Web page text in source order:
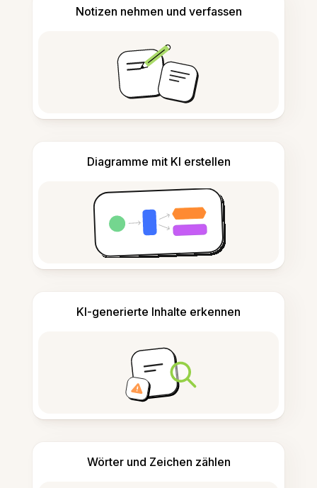
Notizen nehmen und verfassen
Diagramme mit KI erstellen
KI-generierte Inhalte erkennen
Wörter und Zeichen zählen